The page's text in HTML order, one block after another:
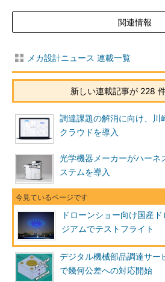
関連情報
メカ設計ニュース 連載一覧
新しい連載記事が 228
調達課題の解消に向け、川
クラウドを導入
光学機器メーカーがハーネ
ステムを導入
ドローンショー向け国産
ジアムでテストフライト
デジタル機械部品調達サー
で幾何公差への対応開始